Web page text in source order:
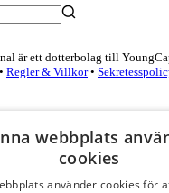
är ett dotterbolag till
Regler & Villkor•
webbplats
cookies
använder cookies för